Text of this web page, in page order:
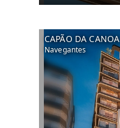
CAPÃO DA CANOA
Navegantes